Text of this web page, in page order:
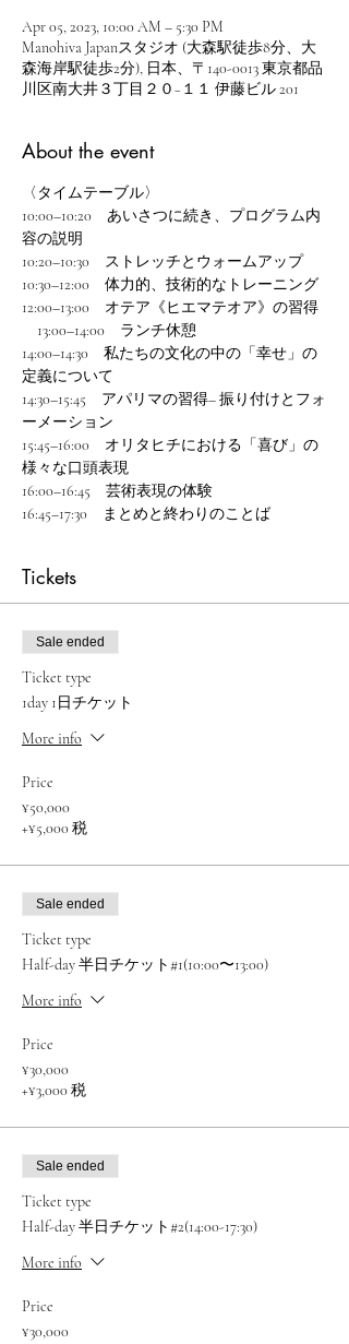
Apr 05, 2023, 10:00 AM – 5:30 PM
Manohiva Japanスタジオ (大森駅徒歩8分、大
森海岸駅徒歩2分), 日本、〒140-0013 東京都品
川区南大井３丁目２０−１１ 伊藤ビル 201
About the event
〈タイムテーブル〉
10:00–10:20　あいさつに続き、プログラム内
容の説明
10:20–10:30　ストレッチとウォームアップ
10:30–12:00　体力的、技術的なトレーニング
12:00–13:00　オテア《ヒエマテオア》の習得
13:00–14:00　ランチ休憩
14:00–14:30　私たちの文化の中の「幸せ」の
定義について
14:30–15:45　アパリマの習得– 振り付けとフォ
ーメーション
15:45–16:00　オリタヒチにおける「喜び」の
様々な口頭表現
16:00–16:45　芸術表現の体験
16:45–17:30　まとめと終わりのことば
Tickets
Sale ended
Ticket type
1day 1日チケット
More info
Price
¥50,000
+¥5,000 税
Sale ended
Ticket type
Half-day 半日チケット#1(10:00〜13:00)
More info
Price
¥30,000
+¥3,000 税
Sale ended
Ticket type
Half-day 半日チケット#2(14:00-17:30)
More info
Price
¥30,000